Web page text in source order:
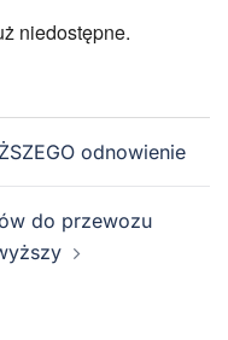
niedostępne.
odnowienie
do przewozu